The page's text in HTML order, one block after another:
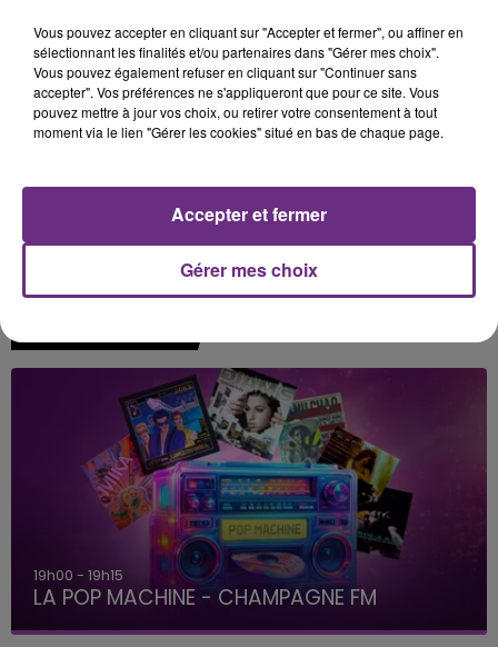
Bitter Sweet Symphony Le Petit Pecheur
19h00 - 19h15
LA POP MACHINE - CHAMPAGNE FM
Vous pouvez accepter en cliquant sur "Accepter et fermer", ou affiner en
sélectionnant les finalités et/ou partenaires dans "Gérer mes choix".
Vous pouvez également refuser en cliquant sur "Continuer sans
accepter". Vos préférences ne s'appliqueront que pour ce site. Vous
pouvez mettre à jour vos choix, ou retirer votre consentement à tout
moment via le lien "Gérer les cookies" situé en bas de chaque page.
Gérer mes choix
Accepter et fermer